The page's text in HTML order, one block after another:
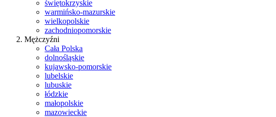
świętokrzyskie
warmińsko-mazurskie
wielkopolskie
zachodniopomorskie
Mężczyźni
Cała Polska
dolnośląskie
kujawsko-pomorskie
lubelskie
lubuskie
łódzkie
małopolskie
mazowieckie